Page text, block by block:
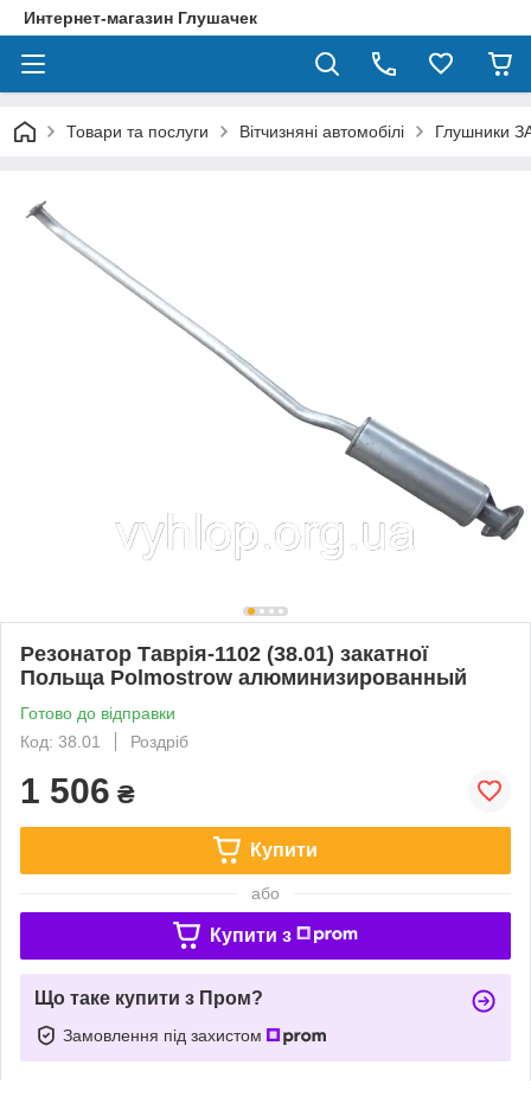
Интернет-магазин Глушачек
Товари та послуги Вітчизняні автомобілі Глушники
Резонатор Таврія-1102 (38.01) закатної
Польща Polmostrow алюминизированный
Готово до відправки
Код: 38.01
Роздріб
1 506 ₴
Купити
або
Купити з
Що таке купити з Пром?
Замовлення під захистом